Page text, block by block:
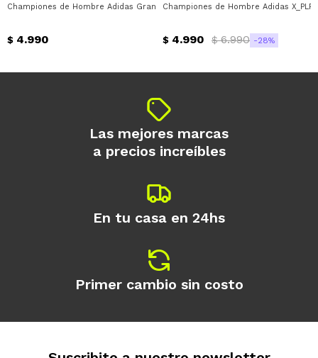
Championes de Hombre Adidas Grand Court Alpha Adidas - Gris - Blanco
$ 4.990
Championes de Hombre Adidas
$ 4.990 $ 6.990 28
Las mejores marcas
a precios increíbles
En tu casa en 24hs
Primer cambio sin costo
Día Mes Año
Continuar